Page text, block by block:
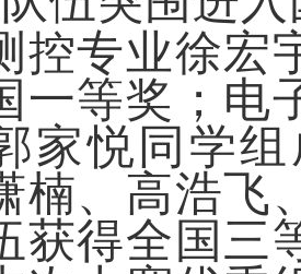
控专业徐宏
一等奖；电
家悦同学
楠、高浩飞
获得全国三